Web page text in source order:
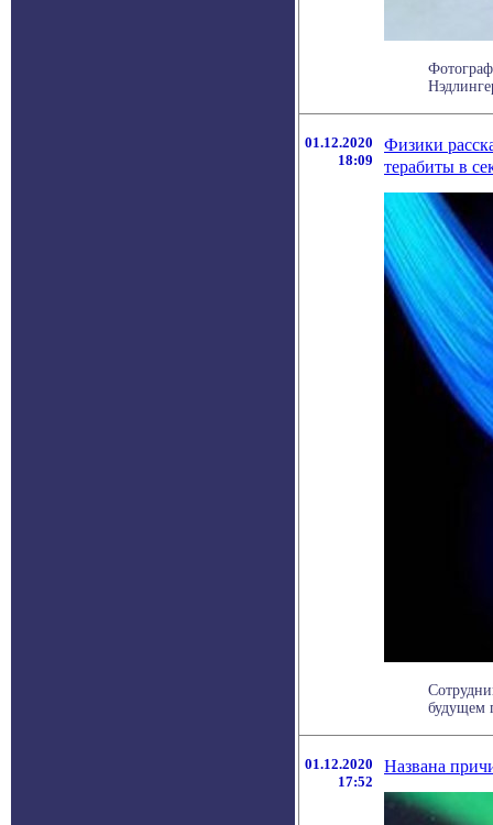
01.12.2020
18:09
Физики
терабиты в
будущем
01.12.2020
17:52
Названа